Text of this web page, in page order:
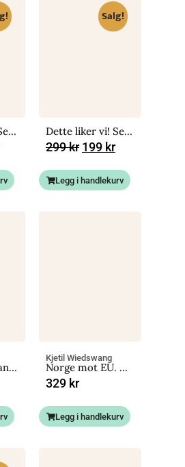
Dette liker vi! Sexråd fra guttene til jentene
Salg!
Dette liker vi! Sexråd fra jentene til guttene
299kr 199 kr
Legg i handlekurv
Tykkere enn vann. En historie om blodet i kroppen din
Kjetil Wiedswang
Norge mot EU. Denne gangen blir det personlig (e-bok)
329 kr
Legg i handlekurv